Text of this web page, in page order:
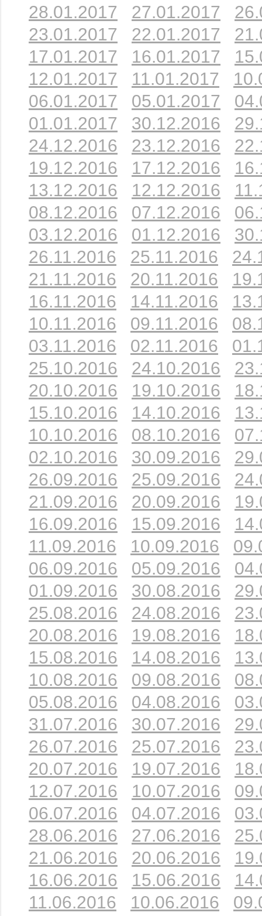
28.01.2017
27.01.2017
23.01.2017
22.01.2017
17.01.2017
16.01.2017
12.01.2017
11.01.2017
06.01.2017
05.01.2017
01.01.2017
30.12.2016
24.12.2016
23.12.2016
19.12.2016
17.12.2016
13.12.2016
12.12.2016
08.12.2016
07.12.2016
03.12.2016
01.12.2016
26.11.2016
25.11.2016
21.11.2016
20.11.2016
16.11.2016
14.11.2016
10.11.2016
09.11.2016
03.11.2016
02.11.2016
25.10.2016
24.10.2016
20.10.2016
19.10.2016
15.10.2016
14.10.2016
10.10.2016
08.10.2016
02.10.2016
30.09.2016
26.09.2016
25.09.2016
21.09.2016
20.09.2016
16.09.2016
15.09.2016
11.09.2016
10.09.2016
06.09.2016
05.09.2016
01.09.2016
30.08.2016
25.08.2016
24.08.2016
20.08.2016
19.08.2016
15.08.2016
14.08.2016
10.08.2016
09.08.2016
05.08.2016
04.08.2016
31.07.2016
30.07.2016
26.07.2016
25.07.2016
20.07.2016
19.07.2016
12.07.2016
10.07.2016
06.07.2016
04.07.2016
28.06.2016
27.06.2016
21.06.2016
20.06.2016
16.06.2016
15.06.2016
11.06.2016
10.06.2016